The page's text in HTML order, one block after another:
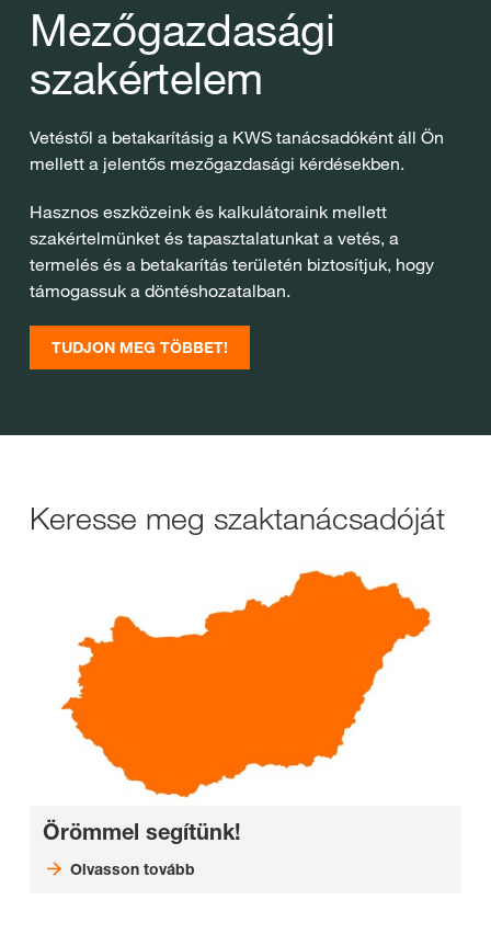
Mezőgazdasági
szakértelem
Vetéstől a betakarításig a KWS tanácsadóként áll Ön
mellett a jelentős mezőgazdasági kérdésekben.
Hasznos eszközeink és kalkulátoraink mellett
szakértelmünket és tapasztalatunkat a vetés, a
termelés és a betakarítás területén biztosítjuk, hogy
támogassuk a döntéshozatalban.
TUDJON MEG TÖBBET!
Keresse meg szaktanácsadóját
Örömmel segítünk!
Olvasson tovább